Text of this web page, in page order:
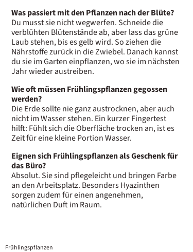
Was passiert mit den Pflanzen nach der Blüte?
Du musst sie nicht wegwerfen. Schneide die
verblühten Blütenstände ab, aber lass das grüne
Laub stehen, bis es gelb wird. So ziehen die
Nährstoffe zurück in die Zwiebel. Danach kannst
du sie im Garten einpflanzen, wo sie im nächsten
Jahr wieder austreiben.
Wie oft müssen Frühlingspflanzen gegossen
werden?
Die Erde sollte nie ganz austrocknen, aber auch
nicht im Wasser stehen. Ein kurzer Fingertest
hilft: Fühlt sich die Oberfläche trocken an, ist es
Zeit für eine kleine Portion Wasser.
Eignen sich Frühlingspflanzen als Geschenk für
das Büro?
Absolut. Sie sind pflegeleicht und bringen Farbe
an den Arbeitsplatz. Besonders Hyazinthen
sorgen zudem für einen angenehmen,
natürlichen Duft im Raum.
Frühlingspflanzen